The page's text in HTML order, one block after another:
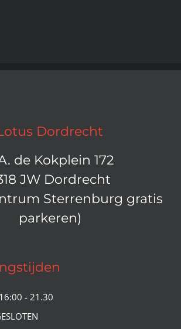
Dordrecht
de Kokplein 172
JW Dordrecht
Sterrenburg gratis
parkeren)
- 21.30